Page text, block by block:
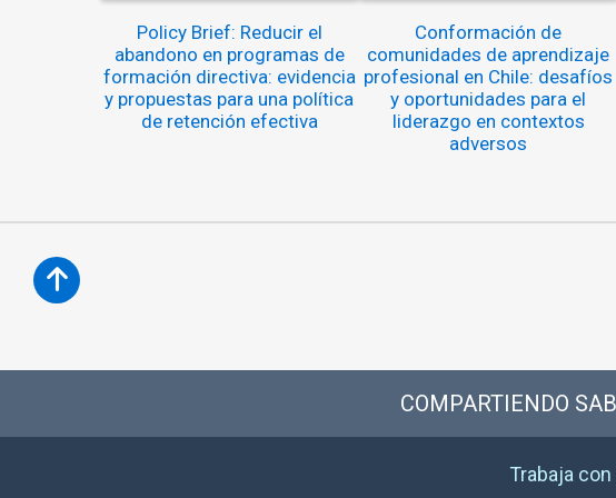
Policy Brief: Reducir el
abandono en programas de
formación directiva: evidencia
y propuestas para una política
de retención efectiva
Conformación de
comunidades de aprendizaje
profesional en Chile: desafíos
y oportunidades para el
liderazgo en contextos
adversos
COMPARTIENDO
Trabaja